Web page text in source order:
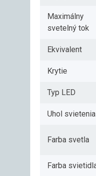
Maximálny
svetelný tok
Ekvivalent
Krytie
Typ LED
Uhol svietenia
Farba svetla
Farba